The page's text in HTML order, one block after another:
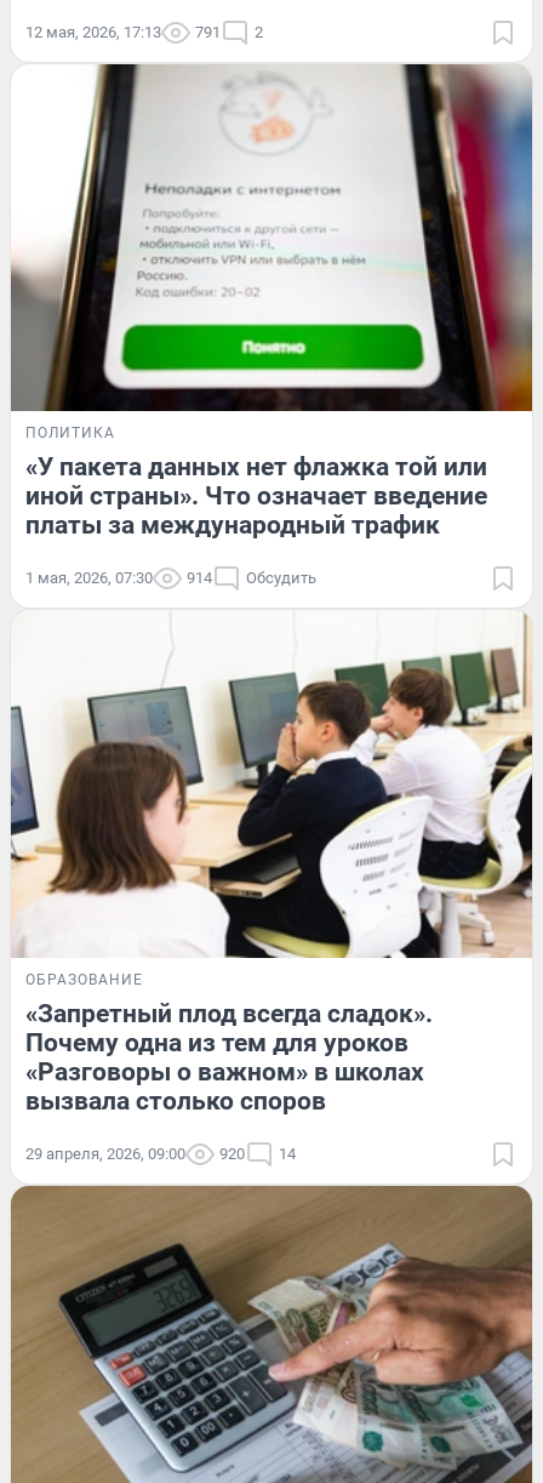
12 мая, 2026, 17:13 791 2
ПОЛИТИКА
«У пакета данных нет флажка той или
иной страны». Что означает введение
платы за международный трафик
1 мая, 2026, 07:30 914 Обсудить
ОБРАЗОВАНИЕ
«Запретный плод всегда сладок».
Почему одна из тем для уроков
«Разговоры о важном» в школах
вызвала столько споров
29 апреля, 2026, 09:00 920 14